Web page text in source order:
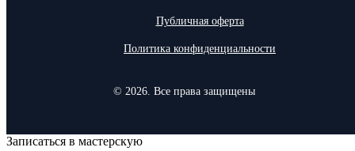
Публичная оферта
Политика конфиденциальности
© 2026. Все права защищены
Записаться в мастерскую